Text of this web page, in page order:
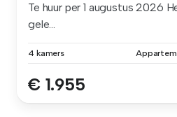
Te huur per 1 augustus 2026
gele...
4 kamers
€ 1.955